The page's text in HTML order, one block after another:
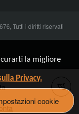
Tutti i diritti riservati
la migliore
Privacy.
cookie